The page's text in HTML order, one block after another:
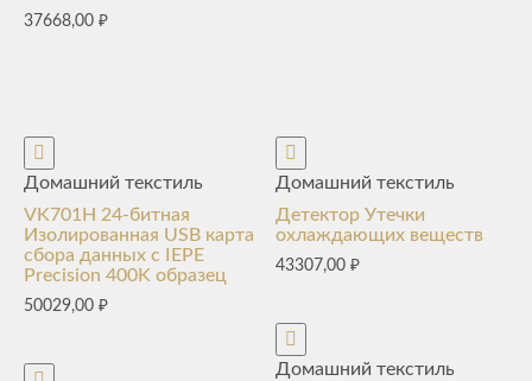
37668,00 ₽
Домашний текстиль
VK701H 24-битная
Изолированная USB карта
сбора данных с IEPE
Precision 400K образец
50029,00 ₽
Домашний текстиль
Детектор Утечки
охлаждающих веществ
43307,00₽
Домашний текстиль